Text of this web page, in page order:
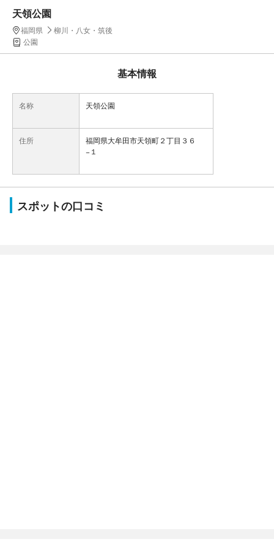
天領公園
福岡県
柳川・八女・筑後
公園
基本情報
名称 天領公園
住所
福岡県大牟田市天領町２丁目３６
−１
スポットの口コミ